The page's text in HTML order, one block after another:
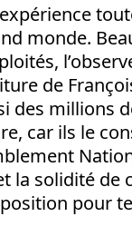
monde.
de
des millions
car ils le
la solidité de
pour